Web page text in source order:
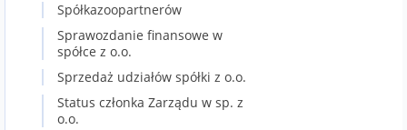
Spółkazoopartnerów
Sprawozdanie finansowe w
spółce z o.o.
Sprzedaż udziałów spółki z o.o.
Status członka Zarządu w sp. z
o.o.